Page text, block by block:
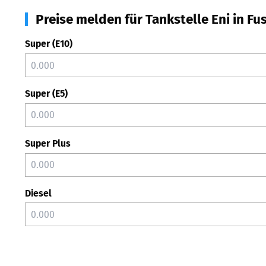
Preise melden für Tankstelle Eni in
Super (E10)
Super (E5)
Super Plus
Diesel